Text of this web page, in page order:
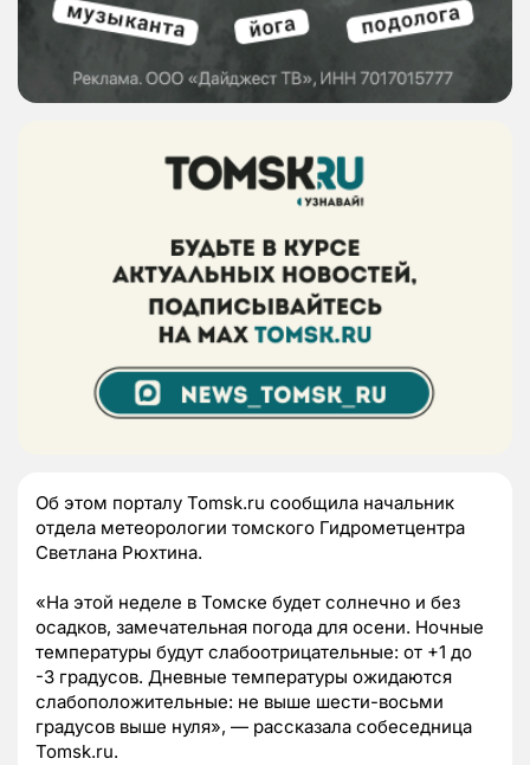
Об этом порталу Tomsk.ru сообщила начальник
отдела метеорологии томского Гидрометцентра
Светлана Рюхтина.
«На этой неделе в Томске будет солнечно и без
осадков, замечательная погода для осени. Ночные
температуры будут слабоотрицательные: от +1 до
-3 градусов. Дневные температуры ожидаются
слабоположительные: не выше шести-восьми
градусов выше нуля», — рассказала собеседница
Tomsk.ru.